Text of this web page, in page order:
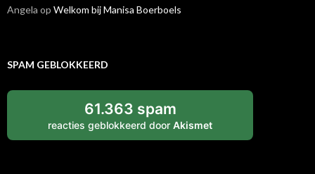
Angela op Welkom bij Manisa Boerboels
SPAM GEBLOKKEERD
61.363 spam
reacties geblokkeerd door Akismet